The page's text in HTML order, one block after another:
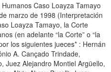
Caso Loayza Tamayo
marzo de 1998 (Interpretación
Loayza Tamayo, la Corte
(en adelante “la Corte” o “la
los siguientes jueces* : Hernán
A. Cançado Trindade,
Juez Alejandro Montiel Argüello,